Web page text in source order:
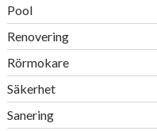
Pool
Renovering
Rörmokare
Säkerhet
Sanering